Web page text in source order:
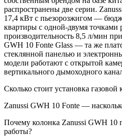
распространены две серии.
17,4 кВт с пьезорозжигом —
квартиры с одной-двумя точками
производительность 8,5 л/мин
GWH 10 Fonte Glass — та же
стеклянной панелью и
модели работают с открытой
вертикального дымоходного
Сколько стоит установка
Zanussi GWH 10 Fonte —
Почему колонка Zanussi GWH 10
работы?